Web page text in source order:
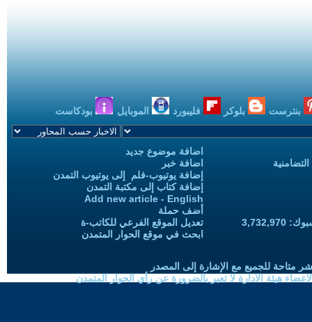
بنترست بلوكر فليبورد الموبايل بودكاست
اضافة موضوع جديد
اضافة خبر
إضافة يوتيوب-فلم إلى يوتيوب التمدن
إضافة كتاب إلى مكتبة التمدن
Add new article - English
أضف حملة
تعديل الموقع الفرعي للكاتب-ة
ابحث في موقع الحوار المتمدن
متاحة للجميع مع الإشارة إلى المصدر
هيئة الادارة لا تعبر بالضرورة عن رأي الحوار المتمدن